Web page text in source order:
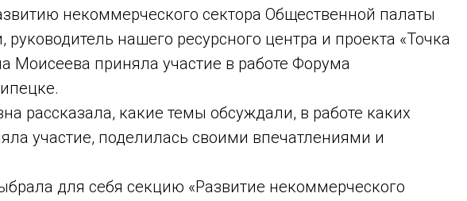
некоммерческого сектора Общественной палаты
руководитель нашего ресурсного центра и проекта «Точка
Моисеева приняла участие в работе Форума
рассказала, какие темы обсуждали, в работе каких
участие, поделилась своими впечатлениями и
для себя секцию «Развитие некоммерческого